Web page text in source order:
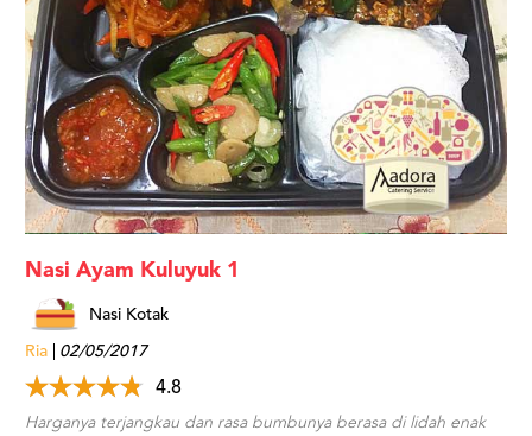
Nasi Ayam Kuluyuk 1
Nasi Kotak
Ria 02/05/2017
4.8
Harganya terjangkau dan rasa bumbunya berasa di lidah enak